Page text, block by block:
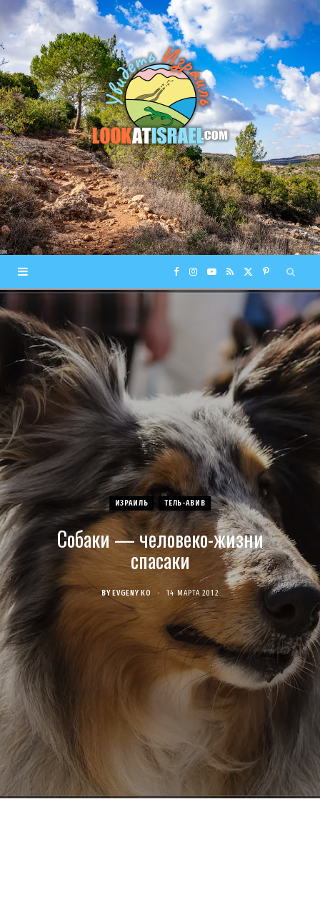
F
o
o
k
I
a
g
a
m
Y
T
u
b
e
R
S T
w
t
e
r
)
P
n
t
s
t
ИЗРАИЛЬ ТЕЛЬ-АВИВ
Собаки — человеко-жизни
спасаки
BY EVGENY KO 14 МАРТА 2012